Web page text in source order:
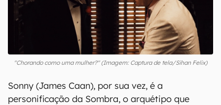
"Chorando como uma mulher?" (Imagem: Captura de tela/Sihan Felix)
Sonny (James Caan), por sua vez, é a
personificação da Sombra, o arquétipo que